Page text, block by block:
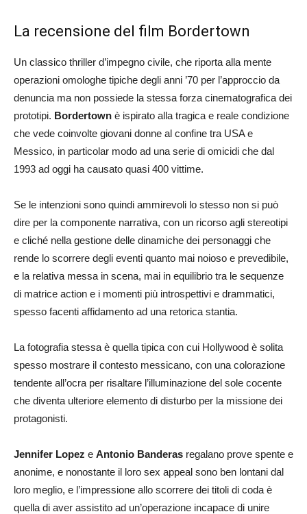
La recensione del film Bordertown
Un classico thriller d’impegno civile, che riporta alla mente
operazioni omologhe tipiche degli anni ’70 per l’approccio da
denuncia ma non possiede la stessa forza cinematografica dei
prototipi. Bordertown è ispirato alla tragica e reale condizione
che vede coinvolte giovani donne al confine tra USA e
Messico, in particolar modo ad una serie di omicidi che dal
1993 ad oggi ha causato quasi 400 vittime.
Se le intenzioni sono quindi ammirevoli lo stesso non si può
dire per la componente narrativa, con un ricorso agli stereotipi
e cliché nella gestione delle dinamiche dei personaggi che
rende lo scorrere degli eventi quanto mai noioso e prevedibile,
e la relativa messa in scena, mai in equilibrio tra le sequenze
di matrice action e i momenti più introspettivi e drammatici,
spesso facenti affidamento ad una retorica stantia.
La fotografia stessa è quella tipica con cui Hollywood è solita
spesso mostrare il contesto messicano, con una colorazione
tendente all’ocra per risaltare l’illuminazione del sole cocente
che diventa ulteriore elemento di disturbo per la missione dei
protagonisti.
Jennifer Lopez e Antonio Banderas regalano prove spente e
anonime, e nonostante il loro sex appeal sono ben lontani dal
loro meglio, e l’impressione allo scorrere dei titoli di coda è
quella di aver assistito ad un’operazione incapace di unire